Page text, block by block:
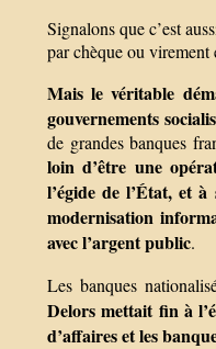
Signalons que c’est
par chèque ou virement
Mais le véritable
gouvernements
de grandes banques
loin d’être une
l’égide de l’État, et
modernisation
avec l’argent public.
Les banques
Delors mettait fin à
d’affaires et les